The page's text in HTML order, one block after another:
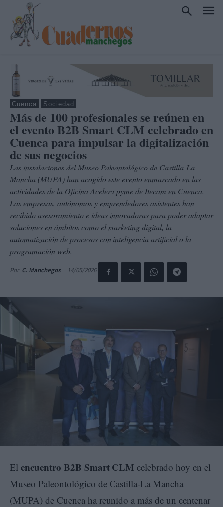
Cuenca Sociedad
Más de 100 profesionales se reúnen en
el evento B2B Smart CLM celebrado en
Cuenca para impulsar la digitalización
de sus negocios
Las instalaciones del Museo Paleontológico de Castilla-La
Mancha (MUPA) han acogido este evento enmarcado en las
actividades de la Oficina Acelera pyme de Itecam en Cuenca.
Las empresas, autónomos y emprendedores asistentes han
recibido asesoramiento e ideas innovadoras para poder adaptar
soluciones en ámbitos como el marketing digital, la
automatización de procesos con inteligencia artificial o la
programación web.
Por C. Manchegos 14/05/2026
El encuentro B2B Smart CLM celebrado hoy en el
Museo Paleontológico de Castilla-La Mancha
(MUPA) de Cuenca ha reunido a más de un centenar